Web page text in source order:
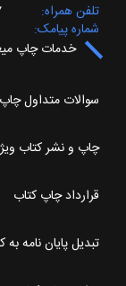
تلفن همراه
شماره پیامک
خدمات چاپ
سوالات متداول
چاپ و نشر کتاب
قرارداد چاپ کتاب
تبدیل پایان نامه به